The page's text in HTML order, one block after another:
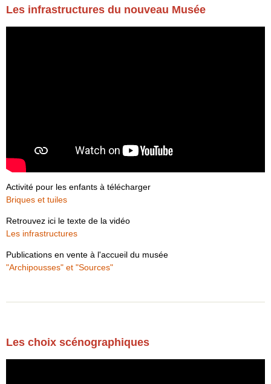
Les infrastructures du nouveau Musée
Activité pour les enfants à télécharger
Briques et tuiles
Retrouvez ici le texte de la vidéo
Les infrastructures
Publications en vente à l'accueil du musée
"Archipousses" et "Sources"
Les choix scénographiques